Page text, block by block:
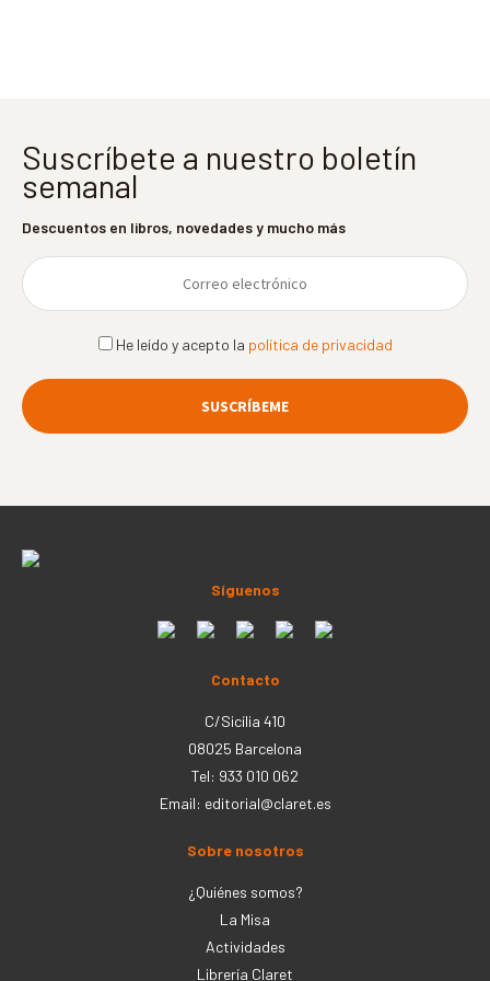
Suscríbete a nuestro boletín
semanal
Descuentos en libros, novedades y mucho más
He leído y acepto la política de privacidad
Síguenos
Contacto
C/Sicília 410
08025 Barcelona
Tel: 933 010 062
Email: editorial@claret.es
Sobre nosotros
¿Quiénes somos?
La Misa
Actividades
Librería Claret